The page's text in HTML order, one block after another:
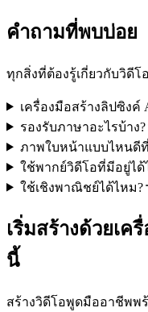
คำถามที่พบบ่อย
ทุกสิ่งที่ต้องรู้เกี่ยวกับวิดีโ
เครื่องมือสร้างลิปซิงค์
รองรับภาษาอะไรบ้าง?
ภาพใบหน้าแบบไหนดี
ใช้พากย์วิดีโอที่มีอยู่ได้
ใช้เชิงพาณิชย์ได้ไหม?
เริ่มสร้างด้วยเค
นี้
สร้างวิดีโอพูดมืออาชีพ